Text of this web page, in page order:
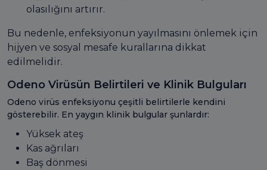
olasılığını artırır.
Bu nedenle, enfeksiyonun yayılmasını önlemek için
hijyen ve sosyal mesafe kurallarına dikkat
edilmelidir.
Odeno Virüsün Belirtileri ve Klinik Bulguları
Odeno virüs enfeksiyonu çeşitli belirtilerle kendini
gösterebilir. En yaygın klinik bulgular şunlardır:
Yüksek ateş
Kas ağrıları
Baş dönmesi